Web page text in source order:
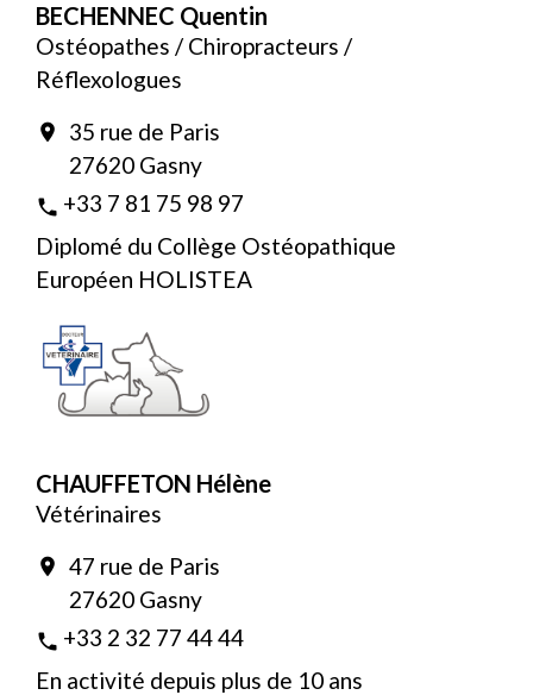
BECHENNEC Quentin
Ostéopathes / Chiropracteurs /
Réflexologues
location_on
35 rue de Paris
27620 Gasny
phone +33 7 81 75 98 97
Diplomé du Collège Ostéopathique
Européen HOLISTEA
CHAUFFETON Hélène
Vétérinaires
location_on 47 rue de Paris
27620 Gasny
phone +33 2 32 77 44 44
En activité depuis plus de 10 ans